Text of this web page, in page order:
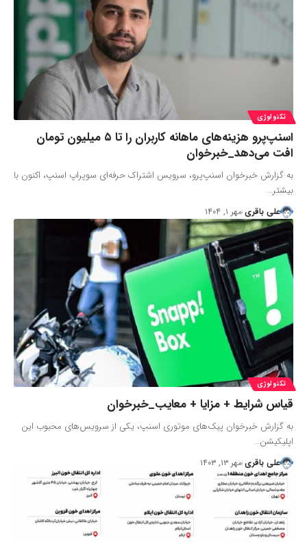
تکنولوژی
اسنپ‌پرو هزینه‌های ماهانه کاربران را تا ۵ میلیون تومان
افت می‌دهد_خبرخوان
به گزارش خبرخوان اسنپ‌پرو، سرویس اشتراک حرفه‌ای سوپراپ اسنپ، اکنون با
بیشتر…
علی باقری مهر ۱, ۱۴۰۴
تکنولوژی
قیاس شرایط + مزایا + معایب_خبرخوان
به گزارش خبرخوان پیک‌های موتوری اسنپ، یکی از سرویس‌های محبوب این
اپلیکیشن…
علی باقری مهر ۱۳, ۱۴۰۳